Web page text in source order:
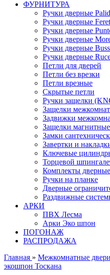
ФУРНИТУРА
Ручки дверные
Ручки дверные
Ручки дверные
Ручки дверные
Ручки дверные
Ручки дверные
Петли для дверей
Петли без врезки
Петли врезные
Скрытые петли
Ручки защелки
Защелки
Задвижки
Защелки магнитные
Замки
Завертки и
Ключевые
Торцевой
Комплекты дверные
Ручки на планке
Дверные
Раздвижные
АРКИ
ПВХ Лесма
Арки Эко шпон
ПОГОНАЖ
РАСПРОДАЖА
Главная » Межкомнатные двери
экошпон Тоскана